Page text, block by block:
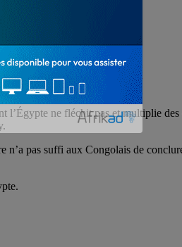
ne fléchit pas et multiplie
pas suffi aux Congolais de